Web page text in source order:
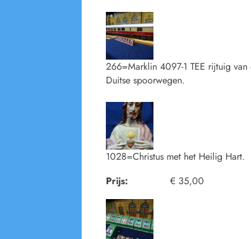
266=Marklin 4097-1 TEE rijtuig van
Duitse spoorwegen.
1028=Christus met het Heilig Hart.
Prijs:
€ 35,00